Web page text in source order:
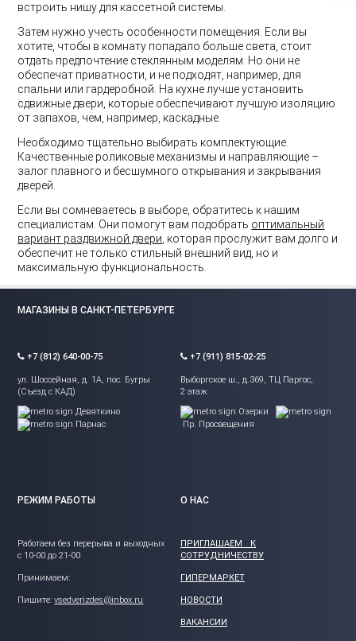
встроить нишу для кассетной системы.
Затем нужно учесть особенности помещения. Если вы
хотите, чтобы в комнату попадало больше света, стоит
отдать предпочтение стеклянным моделям. Но они не
обеспечат приватности, и не подходят, например, для
спальни или гардеробной. На кухне лучше установить
сдвижные двери, которые обеспечивают лучшую изоляцию
от запахов, чем, например, каскадные.
Необходимо тщательно выбирать комплектующие.
Качественные роликовые механизмы и направляющие –
залог плавного и бесшумного открывания и закрывания
дверей.
Если вы сомневаетесь в выборе, обратитесь к нашим
специалистам. Они помогут вам подобрать оптимальный
вариант раздвижной двери , которая прослужит вам долго и
обеспечит не только стильный внешний вид, но и
максимальную функциональность.
МАГАЗИНЫ В САНКТ-ПЕТЕРБУРГЕ
+7 (812) 640-00-75
ул. Шоссейная, д. 1А, пос. Бугры
(Съезд с КАД)
Девяткино
Парнас
+7 (911) 815-02-25
Выборгское ш., д.369, ТЦ Паргос,
2 этаж
Озерки
Пр. Просвещения
РЕЖИМ РАБОТЫ
Работаем без перерыва и выходных
с 10-00 до 21-00
Принимаем:
Пишите:vsedverizdes@inbox.ru
О НАС
ПРИГЛАШАЕМ К
СОТРУДНИЧЕСТВУ
ГИПЕРМАРКЕТ
НОВОСТИ
ВАКАНСИИ